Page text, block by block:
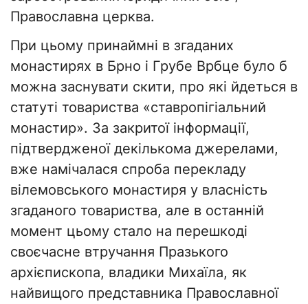
Православна церква.
При цьому принаймні в згаданих
монастирях в Брно і Грубе Врбце було б
можна заснувати скити, про які йдеться в
статуті товариства «ставропігіальний
монастир». За закритої інформації,
підтвердженої декількома джерелами,
вже намічалася спроба перекладу
вілемовського монастиря у власність
згаданого товариства, але в останній
момент цьому стало на перешкоді
своєчасне втручання Празького
архієпископа, владики Михаїла, як
найвищого представника Православної